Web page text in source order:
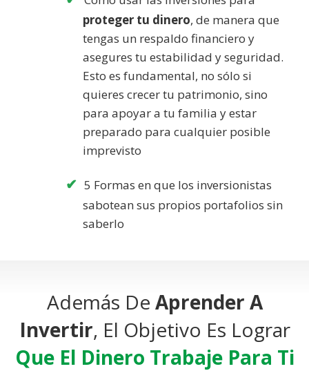
proteger tu dinero, de manera que
tengas un respaldo financiero y
asegures tu estabilidad y seguridad.
Esto es fundamental, no sólo si
quieres crecer tu patrimonio, sino
para apoyar a tu familia y estar
preparado para cualquier posible
imprevisto
5 Formas en que los inversionistas
sabotean sus propios portafolios sin
saberlo
Además De Aprender A
Invertir, El Objetivo Es Lograr
Que El Dinero Trabaje Para Ti